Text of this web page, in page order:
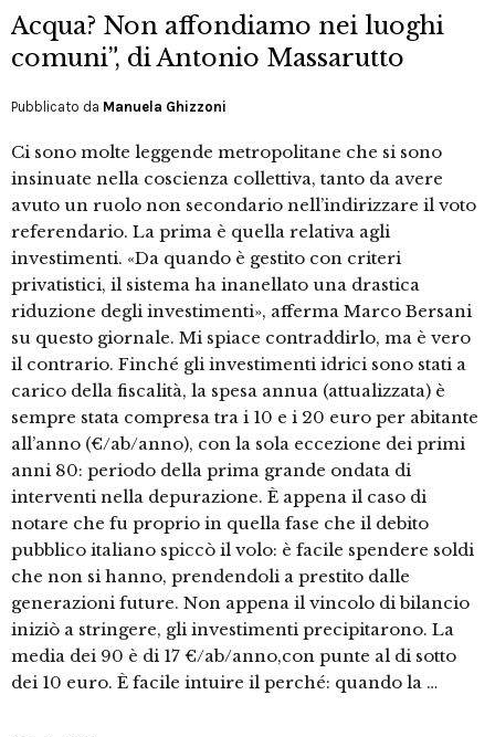
Acqua? Non affondiamo nei luoghi
comuni”, di Antonio Massarutto
Pubblicato da Manuela Ghizzoni
Ci sono molte leggende metropolitane che si sono
insinuate nella coscienza collettiva, tanto da avere
avuto un ruolo non secondario nell’indirizzare il voto
referendario. La prima è quella relativa agli
investimenti. «Da quando è gestito con criteri
privatistici, il sistema ha inanellato una drastica
riduzione degli investimenti», afferma Marco Bersani
su questo giornale. Mi spiace contraddirlo, ma è vero
il contrario. Finché gli investimenti idrici sono stati a
carico della fiscalità, la spesa annua (attualizzata) è
sempre stata compresa tra i 10 e i 20 euro per abitante
all’anno (€/ab/anno), con la sola eccezione dei primi
anni 80: periodo della prima grande ondata di
interventi nella depurazione. È appena il caso di
notare che fu proprio in quella fase che il debito
pubblico italiano spiccò il volo: è facile spendere soldi
che non si hanno, prendendoli a prestito dalle
generazioni future. Non appena il vincolo di bilancio
iniziò a stringere, gli investimenti precipitarono. La
media dei 90 è di 17 €/ab/anno,con punte al di sotto
dei 10 euro. È facile intuire il perché: quando la …